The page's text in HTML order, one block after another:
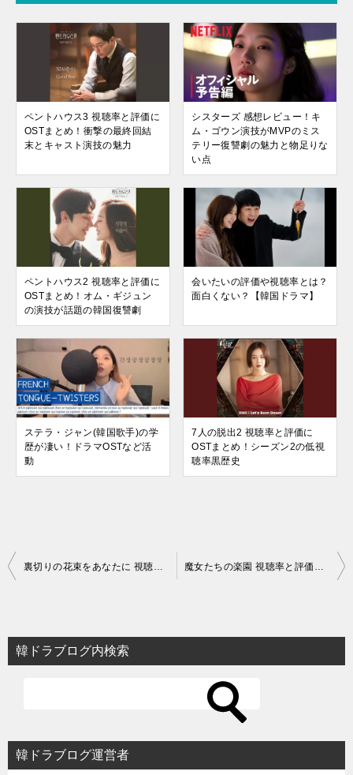
ペントハウス3 視聴率と評価に
OSTまとめ！衝撃の最終回結
末とキャスト演技の魅力
シスターズ 感想レビュー！キ
ム・ゴウン演技がMVPのミス
テリー復讐劇の魅力と物足りな
い点
ペントハウス2 視聴率と評価に
OSTまとめ！オム・ギジュン
の演技が話題の韓国復讐劇
会いたいの評価や視聴率とは？
面白くない？【韓国ドラマ】
ステラ・ジャン(韓国歌手)の学
歴が凄い！ドラマOSTなど活
動
7人の脱出2 視聴率と評価に
OSTまとめ！シーズン2の低視
聴率黒歴史
投
ビ
ゲ
ョ
ン
韓ドラブログ内検索
韓ドラブログ運営者